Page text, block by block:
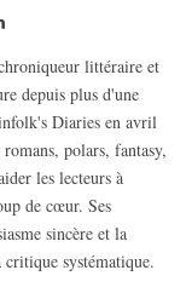
LinkedIn
littéraire et
depuis plus d'une
Diaries en avril
polars, fantasy,
les lecteurs à
de cœur. Ses
sincère et la
systématique.